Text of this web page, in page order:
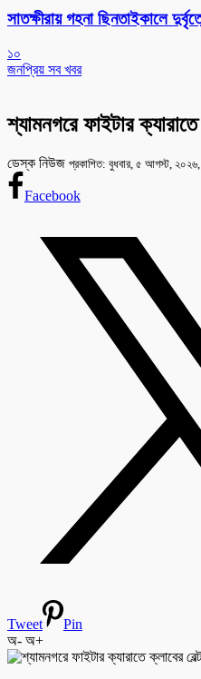
সাতক্ষীরায় গহনা ছিনতাইকালে
১০
জনপ্রিয় সব খবর
শ্যামনগরে ফাইটার
ডেস্ক নিউজ প্রকাশিত: বুধবার, ৫ আগস্ট,
Facebook
Tweet
Pin
অ- অ+